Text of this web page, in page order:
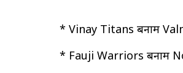
* Vinay Titans बनाम
* Fauji Warriors बनाम